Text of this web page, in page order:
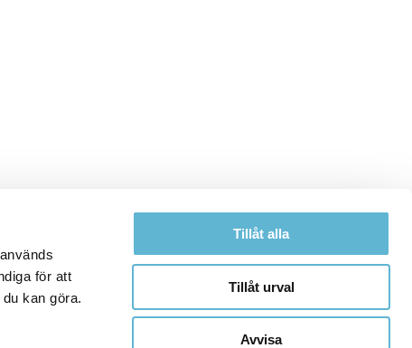
för att
kan göra.
Tillåt alla
Tillåt urval
Avvisa